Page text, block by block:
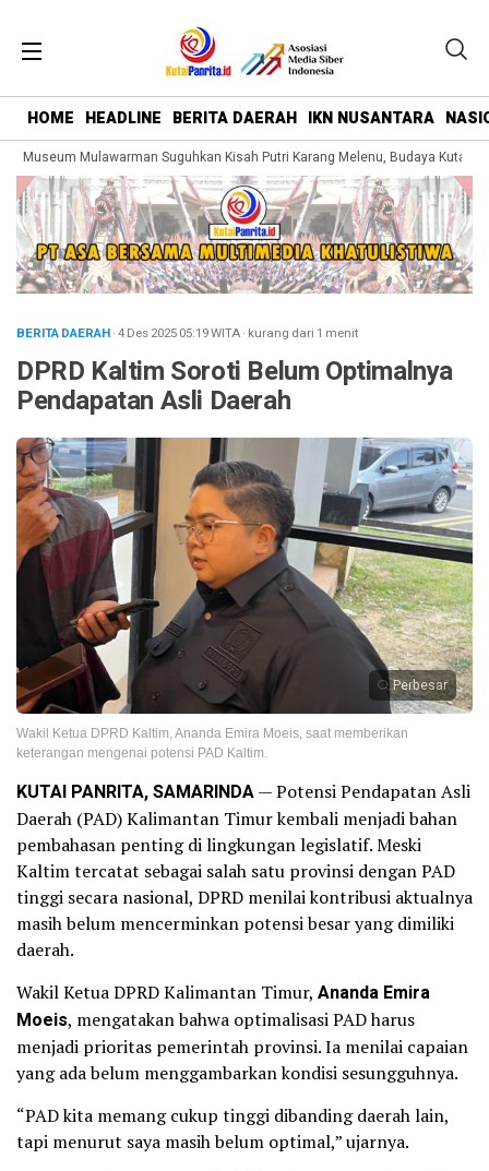
HOME HEADLINE BERITA DAERAH IKN NUSANTARA
Museum Mulawarman Suguhkan Kisah Putri Karang Melenu, Budaya Kutai
BERITA DAERAH· 4 Des 202505:19WITA· kurang dari 1 menit
DPRD Kaltim Soroti Belum Optimalnya
Pendapatan Asli Daerah
Perbesar
Wakil Ketua DPRD Kaltim, Ananda Emira Moeis, saat memberikan
keterangan mengenai potensi PAD Kaltim.
KUTAI PANRITA, SAMARINDA— Potensi Pendapatan Asli
Daerah (PAD) Kalimantan Timur kembali menjadi bahan
pembahasan penting di lingkungan legislatif. Meski
Kaltim tercatat sebagai salah satu provinsi dengan PAD
tinggi secara nasional, DPRD menilai kontribusi aktualnya
masih belum mencerminkan potensi besar yang dimiliki
daerah.
Wakil Ketua DPRD Kalimantan Timur, Ananda Emira
Moeis, mengatakan bahwa optimalisasi PAD harus
menjadi prioritas pemerintah provinsi. Ia menilai capaian
yang ada belum menggambarkan kondisi sesungguhnya.
“PAD kita memang cukup tinggi dibanding daerah lain,
tapi menurut saya masih belum optimal,” ujarnya.